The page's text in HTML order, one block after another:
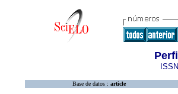
Base de datos : article